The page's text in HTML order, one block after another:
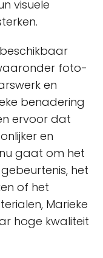
visuele
foto-
en
benadering
ervoor dat
en
gaat om het
het
of het
Marieke
hoge kwaliteit